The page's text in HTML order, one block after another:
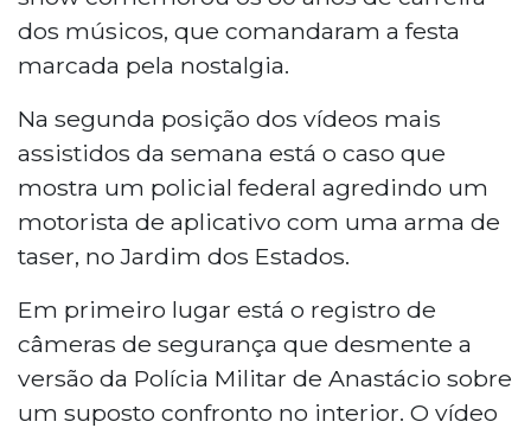
dos músicos, que comandaram a festa
marcada pela nostalgia.
Na segunda posição dos vídeos mais
assistidos da semana está o caso que
mostra um policial federal agredindo um
motorista de aplicativo com uma arma de
taser, no Jardim dos Estados.
Em primeiro lugar está o registro de
câmeras de segurança que desmente a
versão da Polícia Militar de Anastácio sobre
um suposto confronto no interior. O vídeo